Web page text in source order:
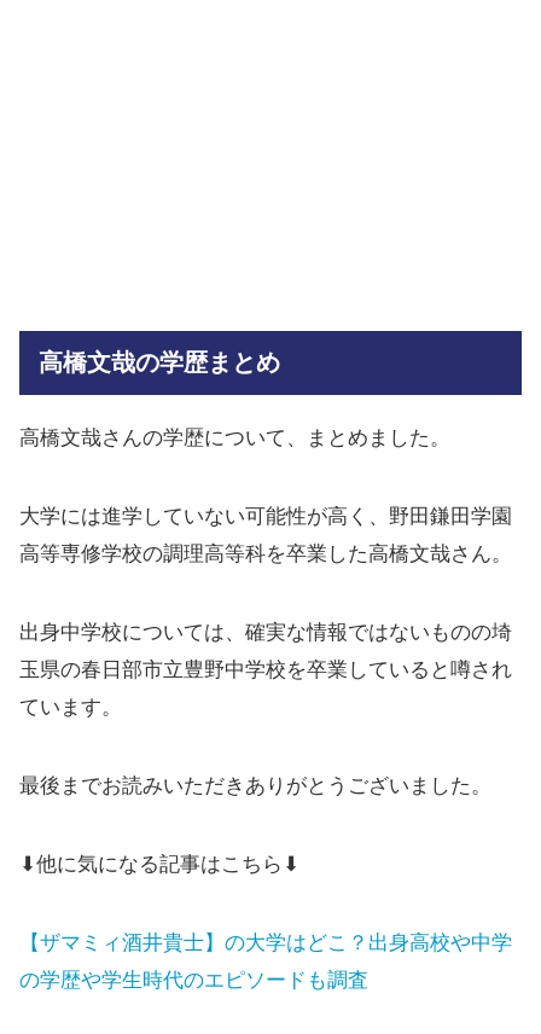
高橋文哉の学歴まとめ
高橋文哉さんの学歴について、まとめました。
大学には進学していない可能性が高く、野田鎌田学園
高等専修学校の調理高等科を卒業した高橋文哉さん。
出身中学校については、確実な情報ではないものの埼
玉県の春日部市立豊野中学校を卒業していると噂され
ています。
最後までお読みいただきありがとうございました。
⬇他に気になる記事はこちら⬇
【ザマミィ酒井貴士】の大学はどこ？出身高校や中学
の学歴や学生時代のエピソードも調査